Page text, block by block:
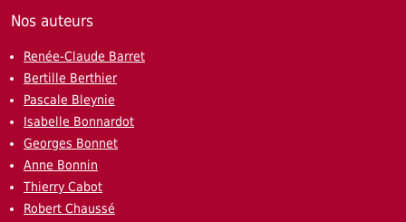
Nos auteurs
Renée-Claude Barret
Bertille Berthier
Pascale Bleynie
Isabelle Bonnardot
Georges Bonnet
Anne Bonnin
Thierry Cabot
Robert Chaussé